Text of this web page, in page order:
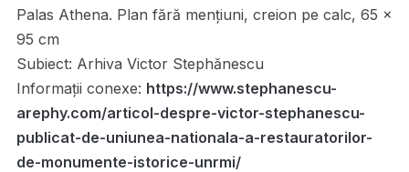
Palas Athena. Plan fără mențiuni, creion pe calc, 65 x
95 cm
Subiect: Arhiva Victor Stephănescu
Informații conexe: https://www.stephanescu-
arephy.com/articol-despre-victor-stephanescu-
publicat-de-uniunea-nationala-a-restauratorilor-
de-monumente-istorice-unrmi/